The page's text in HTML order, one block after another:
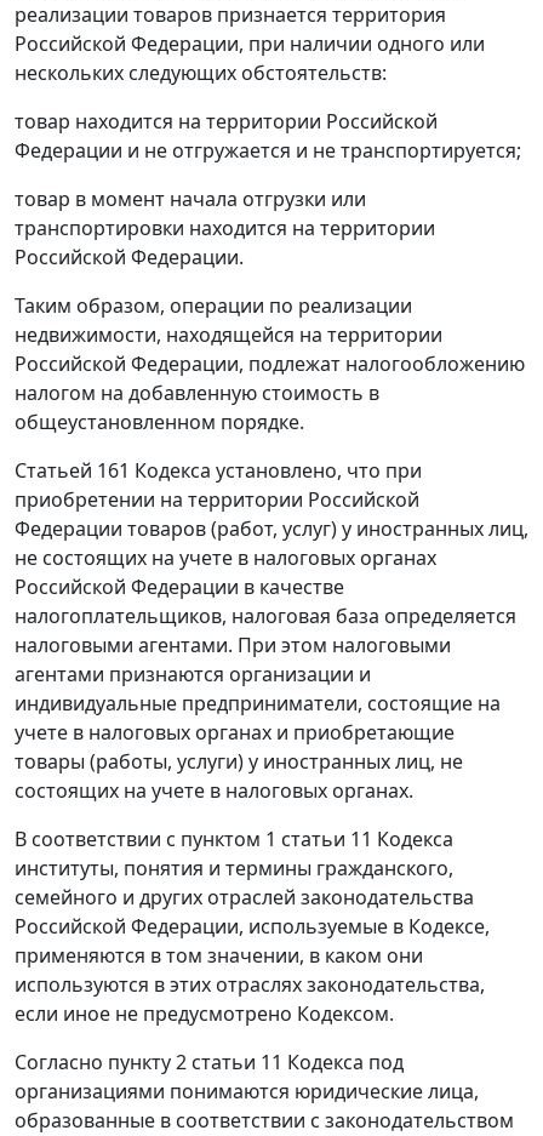
реализации товаров признается территория
Российской Федерации, при наличии одного или
нескольких следующих обстоятельств:
товар находится на территории Российской
Федерации и не отгружается и не транспортируется;
товар в момент начала отгрузки или
транспортировки находится на территории
Российской Федерации.
Таким образом, операции по реализации
недвижимости, находящейся на территории
Российской Федерации, подлежат налогообложению
налогом на добавленную стоимость в
общеустановленном порядке.
Статьей 161 Кодекса установлено, что при
приобретении на территории Российской
Федерации товаров (работ, услуг) у иностранных лиц,
не состоящих на учете в налоговых органах
Российской Федерации в качестве
налогоплательщиков, налоговая база определяется
налоговыми агентами. При этом налоговыми
агентами признаются организации и
индивидуальные предприниматели, состоящие на
учете в налоговых органах и приобретающие
товары (работы, услуги) у иностранных лиц, не
состоящих на учете в налоговых органах.
В соответствии с пунктом 1 статьи 11 Кодекса
институты, понятия и термины гражданского,
семейного и других отраслей законодательства
Российской Федерации, используемые в Кодексе,
применяются в том значении, в каком они
используются в этих отраслях законодательства,
если иное не предусмотрено Кодексом.
Согласно пункту 2 статьи 11 Кодекса под
организациями понимаются юридические лица,
образованные в соответствии с законодательством